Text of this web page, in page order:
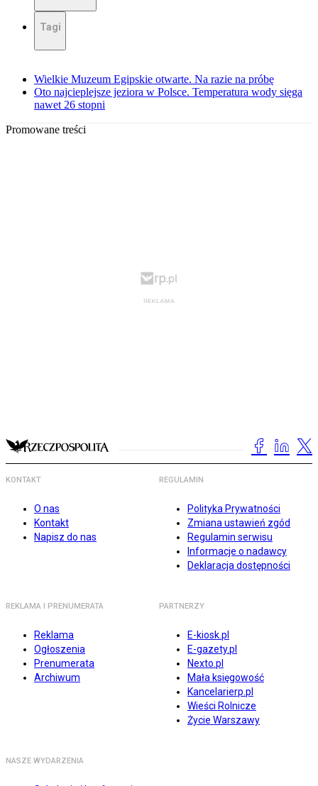
Tagi
Wielkie Muzeum Egipskie otwarte. Na razie na próbę
Oto najcieplejsze jeziora w Polsce. Temperatura wody sięga
nawet 26 stopni
Promowane treści
KONTAKT
O nas
Kontakt
Napisz do nas
REGULAMIN
Polityka Prywatności
Zmiana ustawień zgód
Regulamin serwisu
Informacje o nadawcy
Deklaracja dostępności
REKLAMA I PRENUMERATA
Reklama
Ogłoszenia
Prenumerata
Archiwum
PARTNERZY
E-kiosk.pl
E-gazety.pl
Nexto.pl
Mała księgowość
Kancelarierp.pl
Wieści Rolnicze
Życie Warszawy
NASZE WYDARZENIA